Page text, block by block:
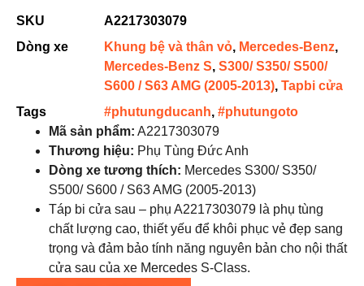
SKU
A2217303079
Dòng xe
Khung bệ và thân vỏ, Mercedes-Benz,
Mercedes-Benz S, S300/ S350/ S500/
S600 / S63 AMG (2005-2013), Tapbi cửa
Tags
#phutungducanh, #phutungoto
Mã sản phẩm: A2217303079
Thương hiệu: Phụ Tùng Đức Anh
Dòng xe tương thích: Mercedes S300/ S350/
S500/ S600 / S63 AMG (2005-2013)
Táp bi cửa sau – phụ A2217303079 là phụ tùng
chất lượng cao, thiết yếu để khôi phục vẻ đẹp sang
trọng và đảm bảo tính năng nguyên bản cho nội thất
cửa sau của xe Mercedes S-Class.